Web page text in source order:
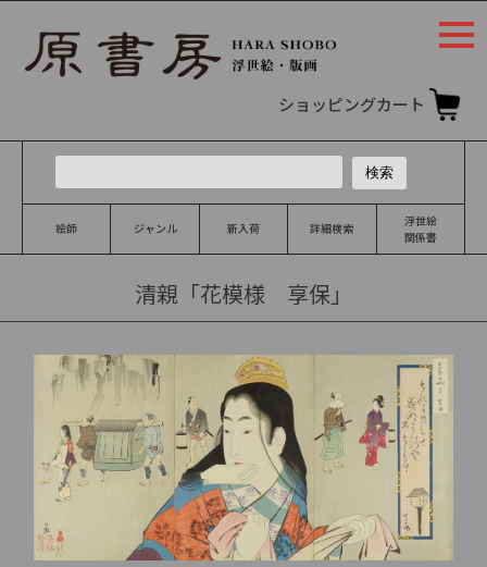
ショッピングカート
絵師 ジャンル 新入荷 詳細検索
浮世絵
関係書
清親「花模様 享保」